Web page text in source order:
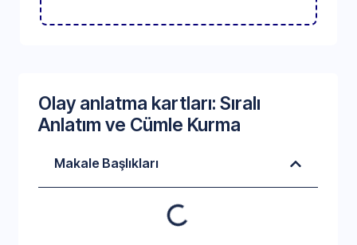
Olay anlatma kartları: Sıralı
Anlatım ve Cümle Kurma
Makale Başlıkları